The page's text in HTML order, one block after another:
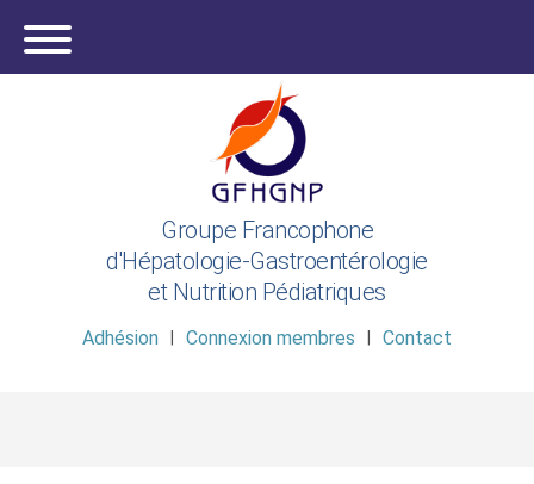
Groupe Francophone
d'Hépatologie-Gastroentérologie
et Nutrition Pédiatriques
Adhésion Connexion membres Contact